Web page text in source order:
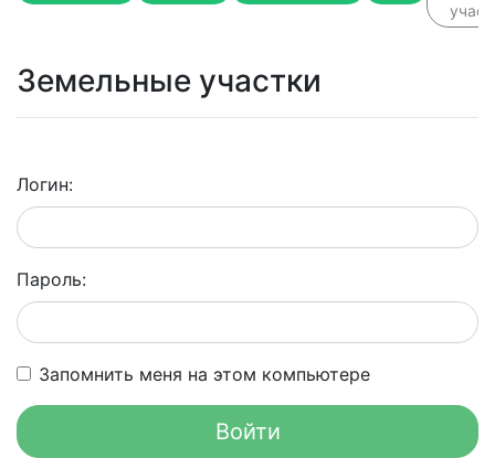
Земельные участки
Логин:
Пароль:
Запомнить меня на этом компьютере